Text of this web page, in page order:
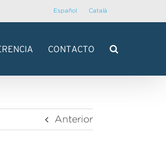
Español Català
CONTACTO
Anterior